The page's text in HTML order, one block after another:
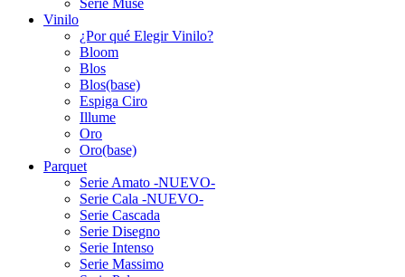
Serie Muse
Vinilo
¿Por qué Elegir Vinilo?
Bloom
Blos
Blos(base)
Espiga Ciro
Illume
Oro
Oro(base)
Parquet
Serie Amato -NUEVO-
Serie Cala -NUEVO-
Serie Cascada
Serie Disegno
Serie Intenso
Serie Massimo